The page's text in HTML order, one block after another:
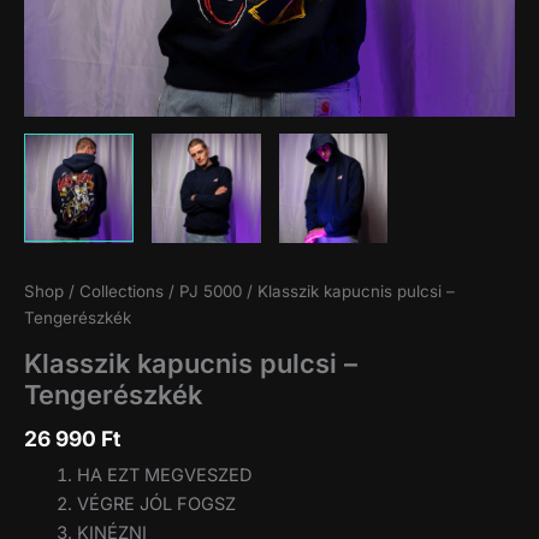
Shop / Collections / PJ 5000 / Klasszik kapucnis pulcsi –
Tengerészkék
Klasszik kapucnis pulcsi –
Tengerészkék
26 990 Ft
HA EZT MEGVESZED
VÉGRE JÓL FOGSZ
KINÉZNI